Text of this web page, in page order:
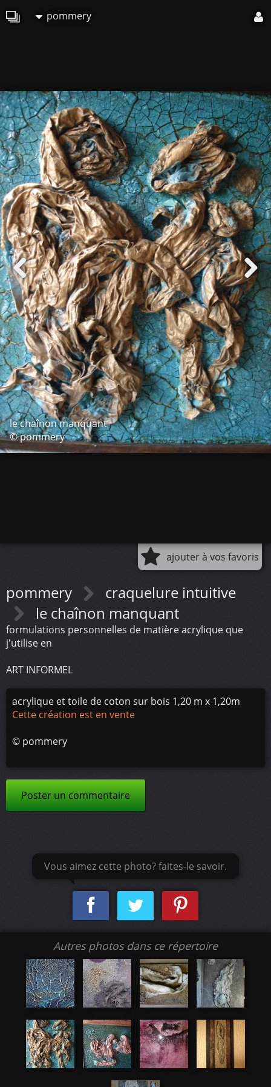
pommery
le chaînon manquant
© pommery
ajouter à vos favoris
pommery
craquelure intuitive
le chaînon manquant
formulations personnelles de matière acrylique que
j'utilise en
ART INFORMEL
acrylique et toile de coton sur bois 1,20 m x 1,20m
Cette création est en vente
© pommery
Poster un commentaire
Vous aimez cette photo? faites-le savoir.
Autres photos dans ce répertoire